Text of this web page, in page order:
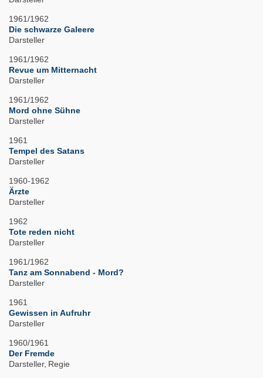
1961/1962
Die schwarze Galeere
Darsteller
1961/1962
Revue um Mitternacht
Darsteller
1961/1962
Mord ohne Sühne
Darsteller
1961
Tempel des Satans
Darsteller
1960-1962
Ärzte
Darsteller
1962
Tote reden nicht
Darsteller
1961/1962
Tanz am Sonnabend - Mord?
Darsteller
1961
Gewissen in Aufruhr
Darsteller
1960/1961
Der Fremde
Darsteller Regie